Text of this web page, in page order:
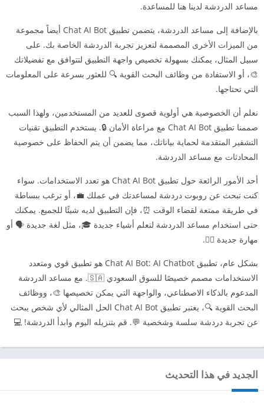
مساعد الدردشة لدينا هنا للمساعدة.
بالإضافة إلى مساعد الدردشة، يتضمن تطبيق Chat AI Bot أيضاً مجموعة
من الميزات الأخرى المصممة لتعزيز تجربة الدردشة الخاصة بك. على
سبيل المثال، يمكنك بسهولة تخصيص واجهة التطبيق لتتوافق مع تفضيلاتك
🎨، أو الاستفادة من وظائف البحث القوية 🔍 للعثور بسرعة على المعلومات
التي تحتاجها.
نعلم أن الخصوصية هي أولوية قصوى للعديد من المستخدمين، ولهذا السبب
صممنا تطبيق Chat AI Bot مع مراعاة الأمان 🔒. يستخدم التطبيق تقنيات
التشفير المتقدمة لحماية بياناتك، مما يضمن أن يتم الحفاظ على خصوصية
المحادثات مع مساعد الدردشة.
أحد الأمور الرائعة حول تطبيق Chat AI Bot هو تعدد الاستخدامات. سواء
كنت تبحث عن روبوت دردشة لمساعدتك في عملك 💼، أو ترغب ببساطة
في طريقة ممتعة لقضاء الوقت ⏰، فإن التطبيق لديه شيئًا للجميع. يمكنك
حتى استخدام مساعد الدردشة لتعلم أشياء جديدة 🎓، مثل لغة جديدة 🗣️ أو
مهارة جديدة 🤹‍♀️.
بشكل عام، تطبيق Chat AI Bot: AI Chatbot هو تطبيق قوي ومتعدد
الاستخدامات مصمم خصيصًا للسوق السعودي 🇸🇦. مع مساعد الدردشة
المدعوم بالذكاء الاصطناعي، والواجهة التي يمكن تخصيصها 🎨، ووظائف
البحث القوية 🔍، يعتبر تطبيق Chat AI Bot الحل المثالي لأي شخص يبحث
عن تجربة دردشة سلسة وشخصية 💬. قم بتنزيله اليوم وابدأ الدردشة! 💻
الجديد في هذا التحديث